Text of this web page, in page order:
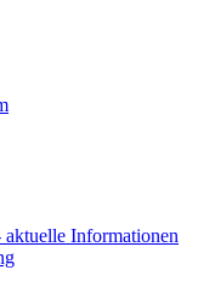
Informationen